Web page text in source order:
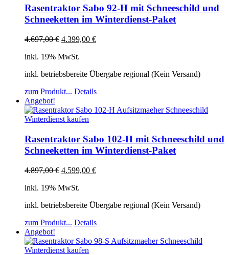
Rasentraktor Sabo 92-H mit Schneeschild und
Schneeketten im Winterdienst-Paket
4.697,00€ 4.399,00 €
inkl. 19% MwSt.
inkl. betriebsbereite Übergabe regional (Kein Versand)
zum Produkt... Details
Angebot!
Rasentraktor Sabo 102-H mit Schneeschild und
Schneeketten im Winterdienst-Paket
4.897,00€ 4.599,00 €
inkl. 19% MwSt.
inkl. betriebsbereite Übergabe regional (Kein Versand)
zum Produkt... Details
Angebot!